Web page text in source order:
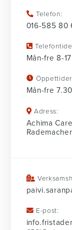
Telefon:
016-585 80
Mån-fre 8-
Mån-fre
Adress:
Achima
E-post: